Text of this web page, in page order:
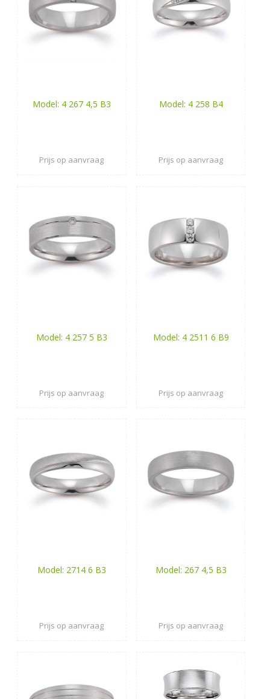
Model: 4 267 4,5 B3
Prijs op aanvraag
Model: 4 258 B4
Prijs op aanvraag
Model: 4 257 5 B3
Prijs op aanvraag
Model: 4 2511 6 B9
Prijs op aanvraag
Model: 2714 6 B3
Prijs op aanvraag
Model: 267 4,5 B3
Prijs op aanvraag